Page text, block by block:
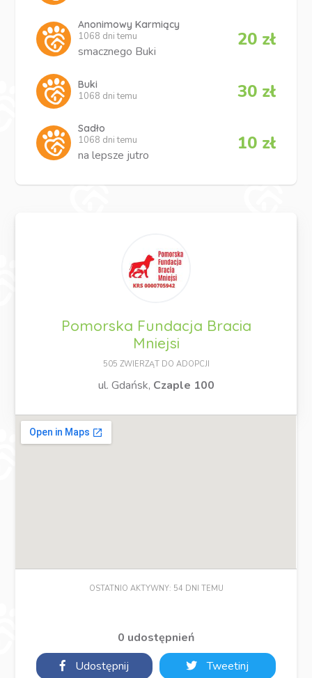
Anonimowy Karmiący
1068 dni temu
smacznego Buki
20 zł
Buki
1068 dni temu
30 zł
Sadło
1068 dni temu
na lepsze jutro
10 zł
Pomorska Fundacja Bracia
Mniejsi
505 ZWIERZĄT DO ADOPCJI
ul. Gdańsk, Czaple 100
OSTATNIO AKTYWNY: 54 DNI TEMU
0 udostępnień
Udostępnij
Tweetinj